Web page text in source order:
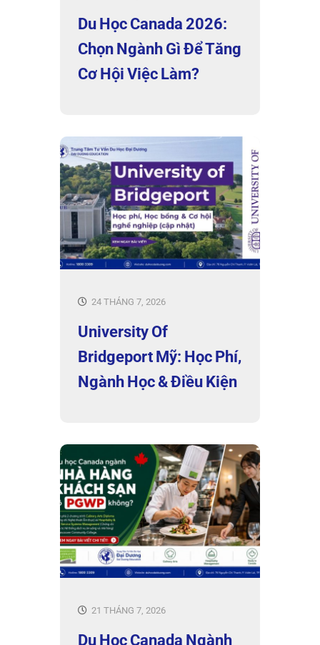
Du Học Canada 2026:
Chọn Ngành Gì Để Tăng
Cơ Hội Việc Làm?
24 THÁNG 7, 2026
University Of
Bridgeport Mỹ: Học Phí,
Ngành Học & Điều Kiện
21 THÁNG 7, 2026
Du Học Canada Ngành